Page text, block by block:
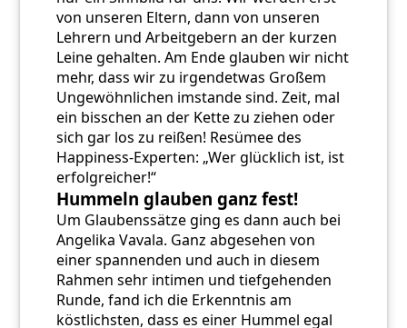
von unseren Eltern, dann von unseren
Lehrern und Arbeitgebern an der kurzen
Leine gehalten. Am Ende glauben wir nicht
mehr, dass wir zu irgendetwas Großem
Ungewöhnlichen imstande sind. Zeit, mal
ein bisschen an der Kette zu ziehen oder
sich gar los zu reißen! Resümee des
Happiness-Experten: „Wer glücklich ist, ist
erfolgreicher!“
Hummeln glauben ganz fest!
Um Glaubenssätze ging es dann auch bei
Angelika Vavala. Ganz abgesehen von
einer spannenden und auch in diesem
Rahmen sehr intimen und tiefgehenden
Runde, fand ich die Erkenntnis am
köstlichsten, dass es einer Hummel egal